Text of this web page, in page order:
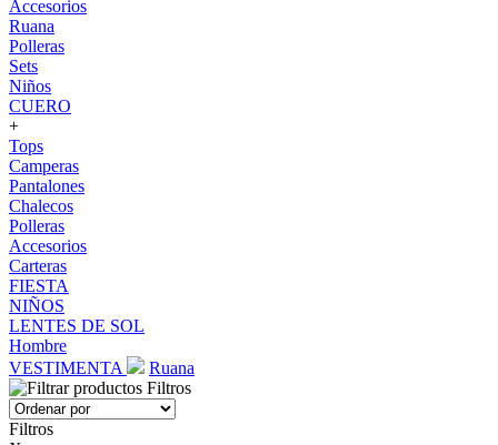
Accesorios
Ruana
Polleras
Sets
Niños
CUERO
+
Tops
Camperas
Pantalones
Chalecos
Polleras
Accesorios
Carteras
FIESTA
NIÑOS
LENTES DE SOL
Hombre
VESTIMENTA
Ruana
Filtros
Filtros